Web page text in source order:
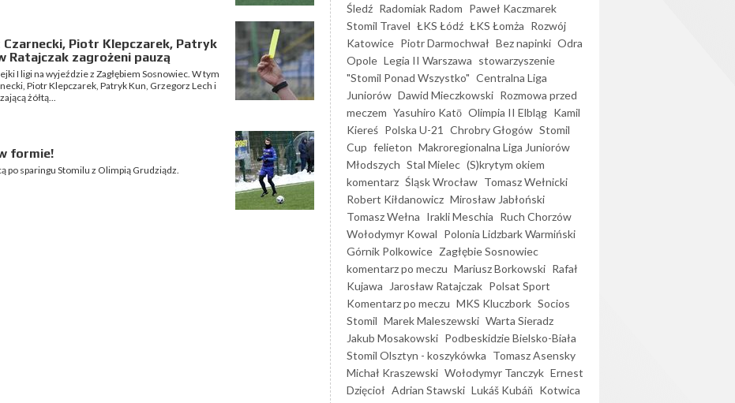
Piotr Klepczarek, Patryk
Ratajczak zagrożeni pauzą
I ligi na wyjeździe z Zagłębiem Sosnowiec. W tym
Piotr Klepczarek, Patryk Kun, Grzegorz Lech i
żółtą...
formie!
po sparingu Stomilu z Olimpią Grudziądz.
Śledź Radomiak Radom Paweł Kaczmarek
Stomil Travel ŁKS Łódź ŁKS Łomża Rozwój
Katowice Piotr Darmochwał Bez napinki Odra
Opole Legia II Warszawa stowarzyszenie
"Stomil Ponad Wszystko" Centralna Liga
Juniorów Dawid Mieczkowski Rozmowa przed
meczem Yasuhiro Katō Olimpia II Elbląg Kamil
Kiereś Polska U-21 Chrobry Głogów Stomil
Cup felieton Makroregionalna Liga Juniorów
Młodszych Stal Mielec (S)krytym okiem
komentarz Śląsk Wrocław Tomasz Wełnicki
Robert Kiłdanowicz Mirosław Jabłoński
Tomasz Wełna Irakli Meschia Ruch Chorzów
Wołodymyr Kowal Polonia Lidzbark Warmiński
Górnik Polkowice Zagłębie Sosnowiec
komentarz po meczu Mariusz Borkowski Rafał
Kujawa
Jarosław Ratajczak Polsat Sport
Komentarz po meczu MKS Kluczbork Socios
Stomil Marek Maleszewski Warta Sieradz
Jakub Mosakowski Podbeskidzie Bielsko-Biała
Stomil Olsztyn - koszykówka Tomasz Asensky
Michał Kraszewski Wołodymyr Tanczyk Ernest
Dzięcioł Adrian Stawski Lukáš Kubáň Kotwica